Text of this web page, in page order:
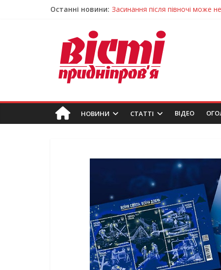
Останні новини: У Тернівці працюють над
У Самарі провели незвичайний
Світлові рішення майстрів із
Засинання після півночі може
НОВИНИ СТАТТІ ВIДЕО